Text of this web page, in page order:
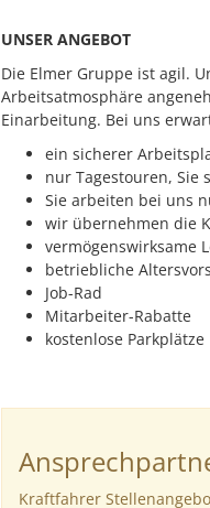
UNSER ANGEBOT
Die Elmer Gruppe ist agil.
Arbeitsatmosphäre
Einarbeitung. Bei uns
ein sicherer
nur Tagestouren, Sie
Sie arbeiten bei uns
wir übernehmen die
vermögenswirksame
betriebliche
Job-Rad
Mitarbeiter-Rabatte
kostenlose Parkplätze
Kraftfahrer